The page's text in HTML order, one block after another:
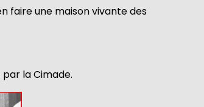
faire une maison vivante des
la Cimade.